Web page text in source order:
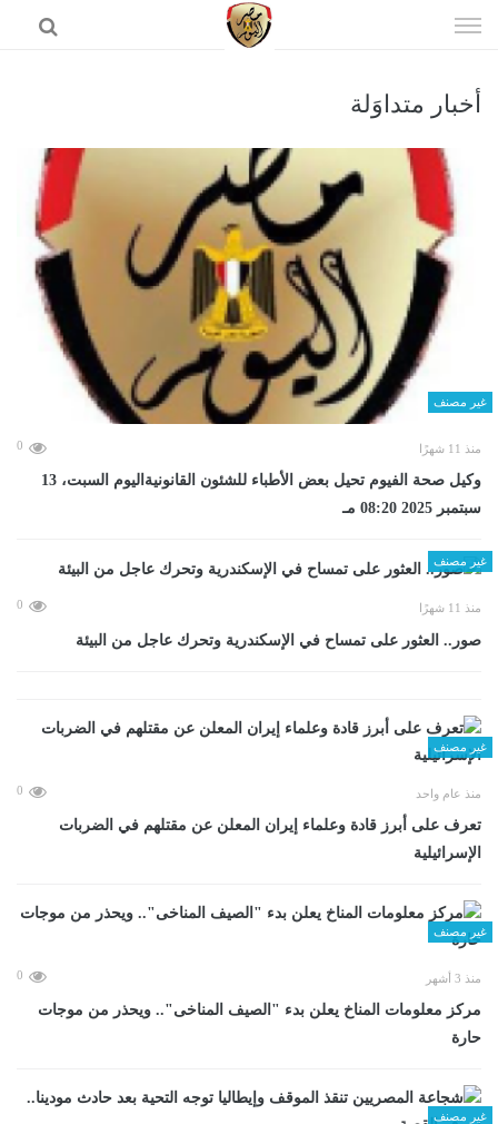
الى
أخبار متداوَلة
غير مصنف
منذ 11 شهرًا 0
وكيل صحة الفيوم تحيل بعض الأطباء للشئون القانونيةاليوم السبت، 13
سبتمبر 2025 08:20 مـ
غير مصنف
منذ 11 شهرًا 0
صور.. العثور على تمساح في الإسكندرية وتحرك عاجل من البيئة
غير مصنف
منذ عام واحد 0
تعرف على أبرز قادة وعلماء إيران المعلن عن مقتلهم في الضربات
الإسرائيلية
غير مصنف
منذ 3 أشهر 0
مركز معلومات المناخ يعلن بدء "الصيف المناخى".. ويحذر من موجات
حارة
غير مصنف